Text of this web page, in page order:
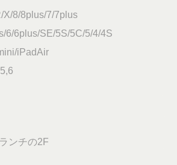
X/8/8plus/7/7plus
6/6plus/SE/5S/5C/5/4/4S
iPadAir
ンチの2F